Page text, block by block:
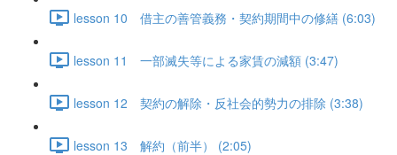
lesson 10 借主の善管義務・契約期間中の修繕 (6:03)
lesson 11 一部滅失等による家賃の減額 (3:47)
lesson 12 契約の解除・反社会的勢力の排除 (3:38)
lesson 13 解約（前半） (2:05)